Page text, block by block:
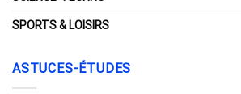
SPORTS & LOISIRS
ASTUCES-ÉTUDES